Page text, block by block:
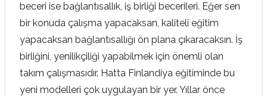
beceri ise bağlantısallık, iş birliği becerileri. Eğer sen
bir konuda çalışma yapacaksan, kaliteli eğitim
yapacaksan bağlantısallığı ön plana çıkaracaksın. İş
birliğini, yenilikçiliği yapabilmek için önemli olan
takım çalışmasıdır. Hatta Finlandiya eğitiminde bu
yeni modelleri çok uygulayan bir yer. Yıllar önce